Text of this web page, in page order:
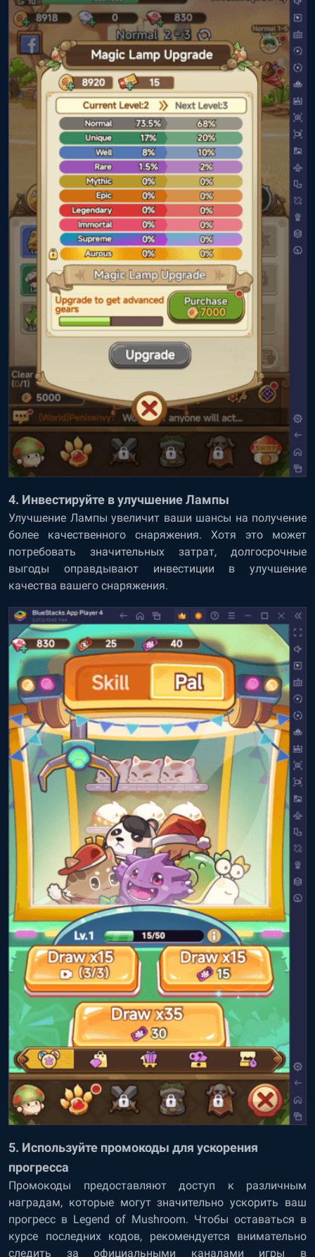
4. Инвестируйте в улучшение Лампы
Улучшение Лампы увеличит ваши шансы на получение
более качественного снаряжения. Хотя это может
потребовать значительных затрат, долгосрочные
выгоды оправдывают инвестиции в улучшение
качества вашего снаряжения.
5. Используйте промокоды для ускорения
прогресса
Промокоды предоставляют доступ к различным
наградам, которые могут значительно ускорить ваш
прогресс в Legend of Mushroom. Чтобы оставаться в
курсе последних кодов, рекомендуется внимательно
следить за официальными каналами игры в